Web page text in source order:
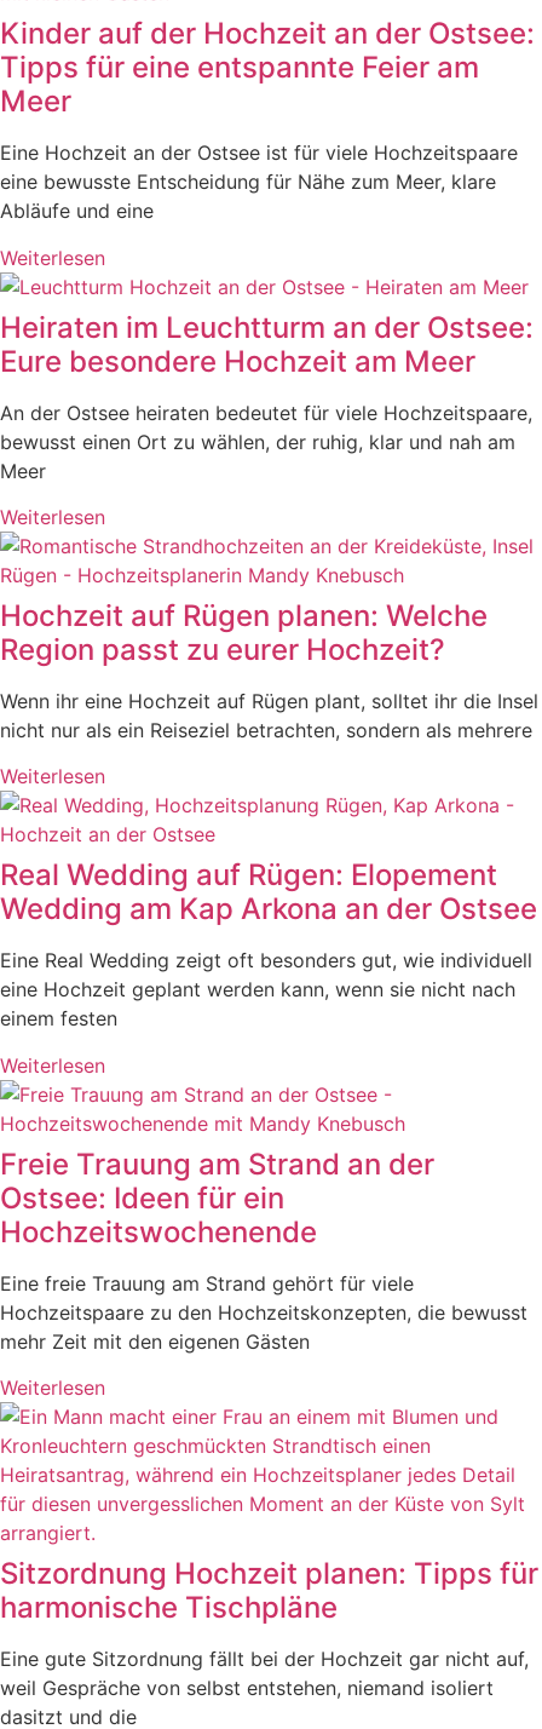
Kinder auf der Hochzeit an der Ostsee:
Tipps für eine entspannte Feier am
Meer
Eine Hochzeit an der Ostsee ist für viele Hochzeitspaare
eine bewusste Entscheidung für Nähe zum Meer, klare
Abläufe und eine
Weiterlesen
Heiraten im Leuchtturm an der Ostsee:
Eure besondere Hochzeit am Meer
An der Ostsee heiraten bedeutet für viele Hochzeitspaare,
bewusst einen Ort zu wählen, der ruhig, klar und nah am
Meer
Weiterlesen
Hochzeit auf Rügen planen: Welche
Region passt zu eurer Hochzeit?
Wenn ihr eine Hochzeit auf Rügen plant, solltet ihr die Insel
nicht nur als ein Reiseziel betrachten, sondern als mehrere
Weiterlesen
Real Wedding auf Rügen: Elopement
Wedding am Kap Arkona an der Ostsee
Eine Real Wedding zeigt oft besonders gut, wie individuell
eine Hochzeit geplant werden kann, wenn sie nicht nach
einem festen
Weiterlesen
Freie Trauung am Strand an der
Ostsee: Ideen für ein
Hochzeitswochenende
Eine freie Trauung am Strand gehört für viele
Hochzeitspaare zu den Hochzeitskonzepten, die bewusst
mehr Zeit mit den eigenen Gästen
Weiterlesen
Sitzordnung Hochzeit planen: Tipps für
harmonische Tischpläne
Eine gute Sitzordnung fällt bei der Hochzeit gar nicht auf,
weil Gespräche von selbst entstehen, niemand isoliert
dasitzt und die